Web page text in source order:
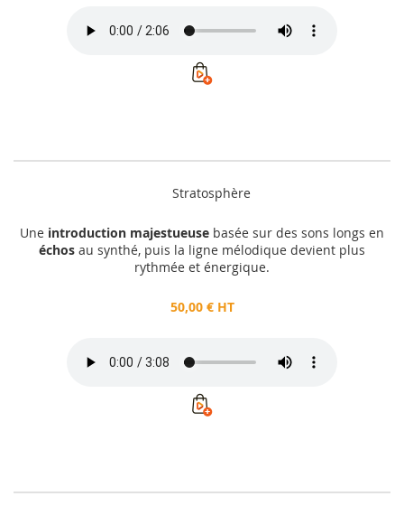
Stratosphère
Une introduction majestueuse basée sur des sons longs en
échos au synthé, puis la ligne mélodique devient plus
rythmée et énergique.
50,00 € HT